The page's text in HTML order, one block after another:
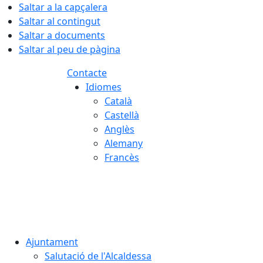
Saltar a la capçalera
Saltar al contingut
Saltar a documents
Saltar al peu de pàgina
Contacte
Idiomes
Català
Castellà
Anglès
Alemany
Francès
Ajuntament
Salutació de l'Alcaldessa